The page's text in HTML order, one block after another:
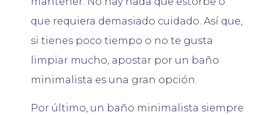
que requiera demasiado cuidado. Así que,
si tienes poco tiempo o no te gusta
limpiar mucho, apostar por un baño
minimalista es una gran opción.
Por último, un baño minimalista siempre